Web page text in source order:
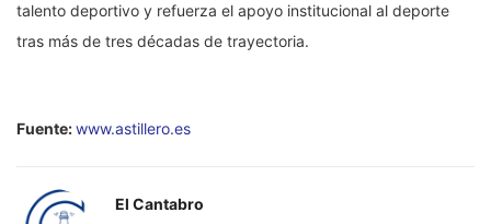
talento deportivo y refuerza el apoyo institucional al deporte
tras más de tres décadas de trayectoria.
Fuente:www.astillero.es
El Cantabro